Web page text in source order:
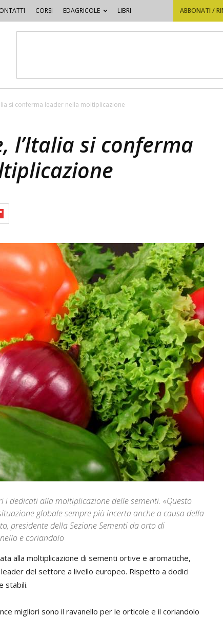
CORSI EDAGRICOLE LIBRI ABBONATI /
si conferma leader nella moltiplicazione
l’Italia si conferma
i dedicati alla moltiplicazione delle sementi. «Questo
globale sempre più incerta anche a causa della
presidente della Sezione Sementi da orto di
e coriandolo
alla moltiplicazione di sementi ortive e aromatiche,
del settore a livello europeo. Rispetto a dodici
stabili.
migliori sono il ravanello per le orticole e il coriandolo